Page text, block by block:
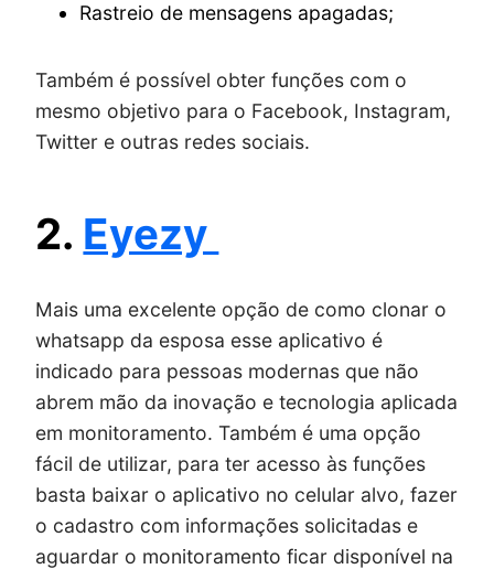
Rastreio de mensagens apagadas;
Também é possível obter funções com o
mesmo objetivo para o Facebook, Instagram,
Twitter e outras redes sociais.
2. Eyezy
Mais uma excelente opção de como clonar o
whatsapp da esposa esse aplicativo é
indicado para pessoas modernas que não
abrem mão da inovação e tecnologia aplicada
em monitoramento. Também é uma opção
fácil de utilizar, para ter acesso às funções
basta baixar o aplicativo no celular alvo, fazer
o cadastro com informações solicitadas e
aguardar o monitoramento ficar disponível na